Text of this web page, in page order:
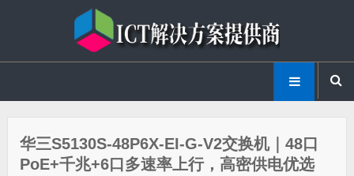
华三S5130S-48P6X-EI-G-V2交换机｜48口
PoE+千兆+6口多速率上行，高密供电优选